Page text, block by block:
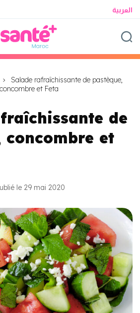
العربية
Salade rafraîchissante de pastèque,
concombre et Feta
de
concombre et
le 29 mai 2020